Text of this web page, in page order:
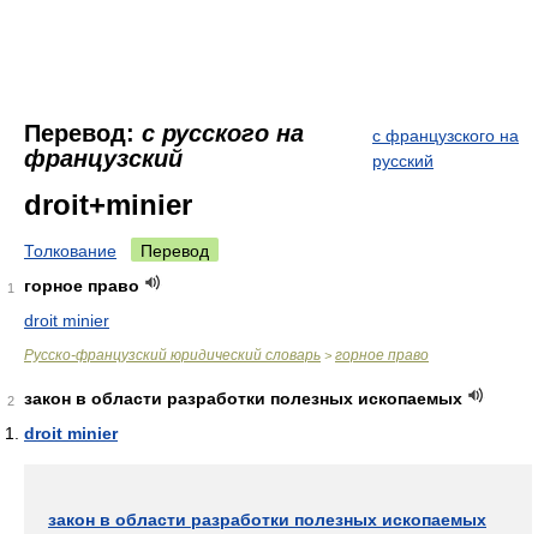
Перевод: с русского на
французский
с французского на
русский
droit+minier
Толкование Перевод
1
горное право
droit minier
Русско-французский юридический словарь > горное право
2
закон в области разработки полезных ископаемых
droit minier
закон в области разработки полезных ископаемых